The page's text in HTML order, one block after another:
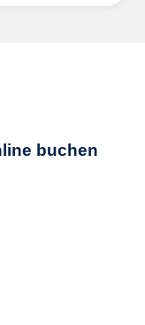
buchen